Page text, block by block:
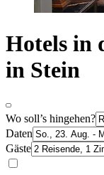
Hotels in
in Stein
Wo soll’s hingehen?
Daten
Gäste